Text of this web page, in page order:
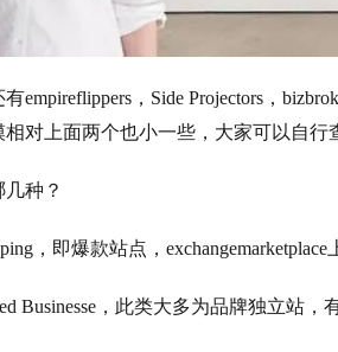
empireflippers，Side Projectors，
对上面两个也小一些，大家可以自行
种？
，即爆款站点，
Businesse，此类大多为品牌独立站